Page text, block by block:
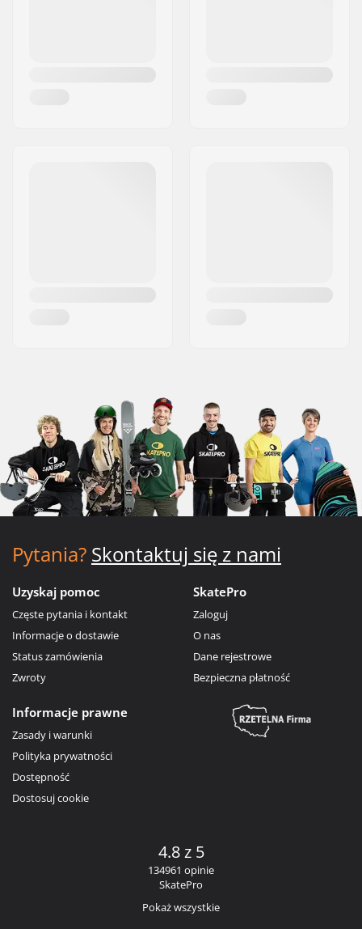
Pytania? Skontaktuj się z nami
Uzyskaj pomoc
Częste pytania i kontakt
Informacje o dostawie
Status zamówienia
Zwroty
SkatePro
Zaloguj
O nas
Dane rejestrowe
Bezpieczna płatność
Informacje prawne
Zasady i warunki
Polityka prywatności
Dostępność
Dostosuj cookie
4.8 z 5
134961 opinie
SkatePro
Pokaż wszystkie